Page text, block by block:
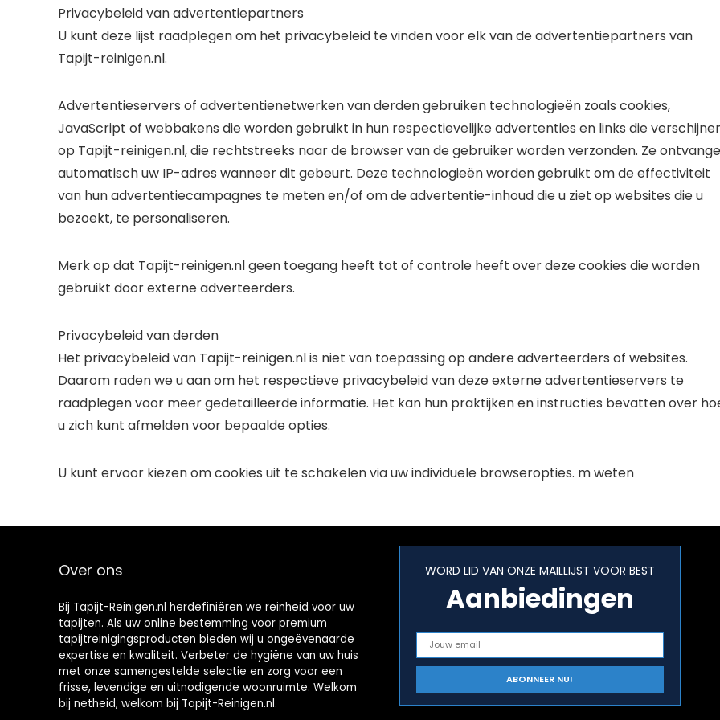
Privacybeleid van advertentiepartners
U kunt deze lijst raadplegen om het privacybeleid te vinden voor elk van de advertentiepartners van
Tapijt-reinigen.nl.
Advertentieservers of advertentienetwerken van derden gebruiken technologieën zoals cookies,
JavaScript of webbakens die worden gebruikt in hun respectievelijke advertenties en links die
op Tapijt-reinigen.nl, die rechtstreeks naar de browser van de gebruiker worden verzonden. Ze
automatisch uw IP-adres wanneer dit gebeurt. Deze technologieën worden gebruikt om de effectiviteit
van hun advertentiecampagnes te meten en/of om de advertentie-inhoud die u ziet op websites die u
bezoekt, te personaliseren.
Merk op dat Tapijt-reinigen.nl geen toegang heeft tot of controle heeft over deze cookies die worden
gebruikt door externe adverteerders.
Privacybeleid van derden
Het privacybeleid van Tapijt-reinigen.nl is niet van toepassing op andere adverteerders of websites.
Daarom raden we u aan om het respectieve privacybeleid van deze externe advertentieservers te
raadplegen voor meer gedetailleerde informatie. Het kan hun praktijken en instructies bevatten over
u zich kunt afmelden voor bepaalde opties.
U kunt ervoor kiezen om cookies uit te schakelen via uw individuele browseropties. m weten
Over ons
Bij Tapijt-Reinigen.nl herdefiniëren we reinheid voor uw
tapijten. Als uw online bestemming voor premium
tapijtreinigingsproducten bieden wij u ongeëvenaarde
expertise en kwaliteit. Verbeter de hygiëne van uw huis
met onze samengestelde selectie en zorg voor een
frisse, levendige en uitnodigende woonruimte. Welkom
bij netheid, welkom bij Tapijt-Reinigen.nl.
WORD LID VAN ONZE MAILLIJST VOOR BEST
Aanbiedingen